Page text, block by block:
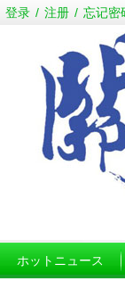
登录 / 注册 / 忘记密
ホットニュース